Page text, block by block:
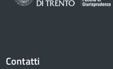
Contatti